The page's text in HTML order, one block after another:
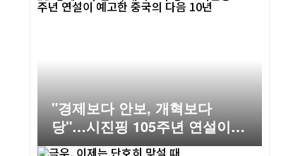
"경제보다 안보, 개혁보다
당"…시진핑 105주년 연설이
예고한 중국의 다음 10년